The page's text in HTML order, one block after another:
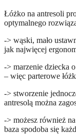
Łóżko na antresoli
optymalnego
-> wąski, mało
jak najwięcej
-> marzenie dziecka
– więc parterowe
-> stworzenie
antresolą można
-> możesz również
baza spodoba się